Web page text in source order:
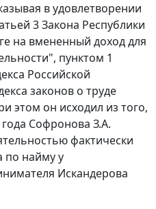
в удовлетворении
3 Закона Республики
на вмененный доход для
пунктом 1
Российской
законов о труде
этом он исходил из того,
Софронова З.А.
фактически
по найму у
Искандерова